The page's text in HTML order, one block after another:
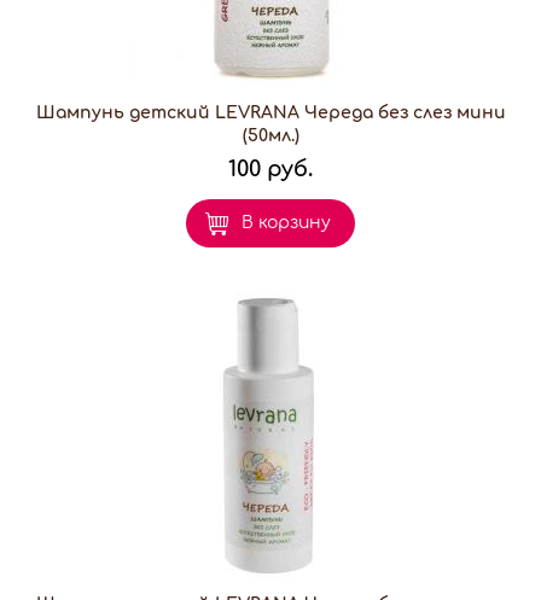
Шампунь детский LEVRANA Череда без слез мини
(50мл.)
100 руб.
В корзину